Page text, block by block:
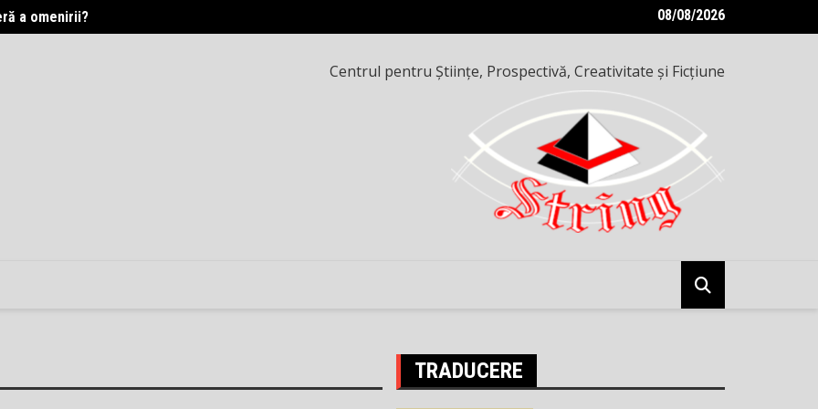
a omenirii? Printre inteligențe — o seară altfel, pe 8 mai 202608/08/2026
Centrul pentru Ştiinţe, Prospectivă, Creativitate şi Ficţiune
TRADUCERE